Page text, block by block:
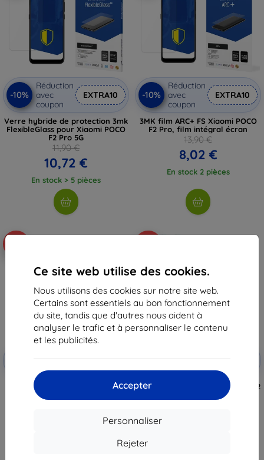
Ce site web utilise des cookies.
Nous utilisons des cookies sur notre site web.
Certains sont essentiels au bon fonctionnement
du site, tandis que d'autres nous aident à
analyser le trafic et à personnaliser le contenu
et les publicités.
Accepter
Personnaliser
Rejeter
-10%
Réduction
avec
coupon
EXTRA10
Verre hybride de protection 3mk
FlexibleGlass pour Xiaomi POCO
F2 Pro 5G
11,90 €
10,72 €
En stock > 5 pièces
-10%
Réduction
avec
coupon
EXTRA10
3MK film ARC+ FS Xiaomi POCO
F2 Pro, film intégral écran
13,90 €
8,02 €
En stock 2 pièces
coupon
3MK Xiaomi POCO F2 Pro - 3mk
SilverProtection+
coupon
3MK Lens Protect Xiaomi Poco F2
Pro protection de lentille de
caméra 4 pièces